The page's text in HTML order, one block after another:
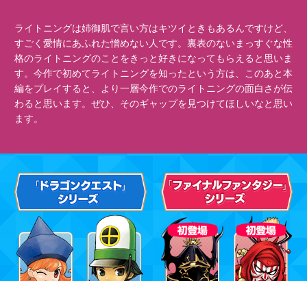
ライトニングは姉御肌で言い方はキツイときもあるんですけど、
すごく愛情にあふれた憎めない人です。裏表のないまっすぐな性
格のライトニングのことをきっと好きになってもらえると思いま
す。今作で初めてライトニングを知ったという方は、このあと本
編をプレイすると、より一層今作でのライトニングの面白さが伝
わると思います。ぜひ、そのギャップを見つけてほしいなと思い
ます。